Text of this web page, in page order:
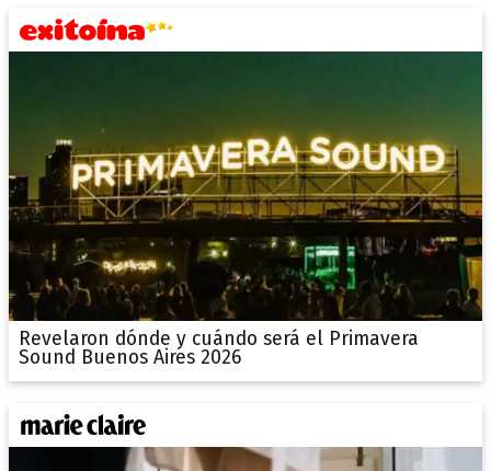
Revelaron dónde y cuándo será el Primavera
Sound Buenos Aires 2026